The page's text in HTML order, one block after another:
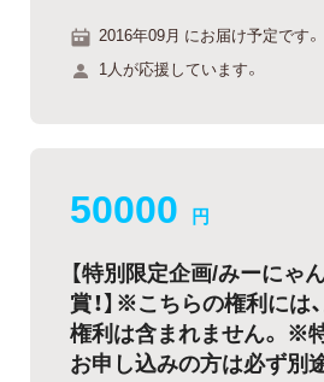
2016年09月 にお届け予定です。
1人が応援しています。
50000 円
【特別限定企画/みーにゃ
賞！】※こちらの権利には
権利は含まれません。 ※
お申し込みの方は必ず別